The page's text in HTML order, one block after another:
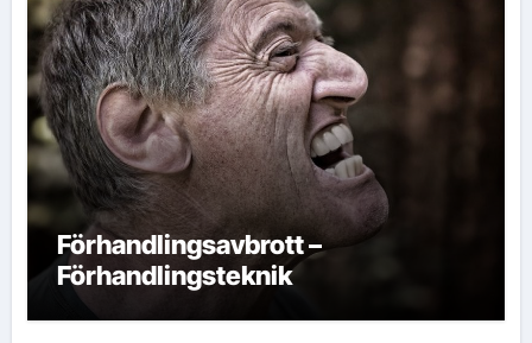
Förhandlingsavbrott –
Förhandlingsteknik